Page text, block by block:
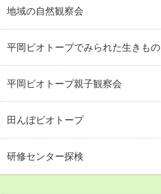
地域の自然観察会
平岡ビオトープでみられた生きもの
平岡ビオトープ親子観察会
田んぼビオトープ
研修センター探検